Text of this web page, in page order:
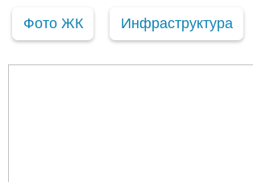
Фото ЖК Инфраструктура